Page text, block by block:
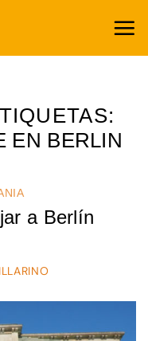
EN BERLIN
a Berlín